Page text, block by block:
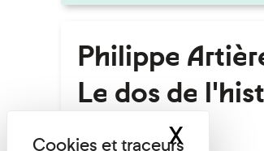
Philippe
Le dos de
Lecture X